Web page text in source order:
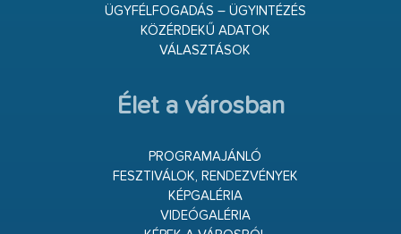
ÜGYFÉLFOGADÁS – ÜGYINTÉZÉS
KÖZÉRDEKŰ ADATOK
VÁLASZTÁSOK
Élet a városban
PROGRAMAJÁNLÓ
FESZTIVÁLOK, RENDEZVÉNYEK
KÉPGALÉRIA
VIDEÓGALÉRIA